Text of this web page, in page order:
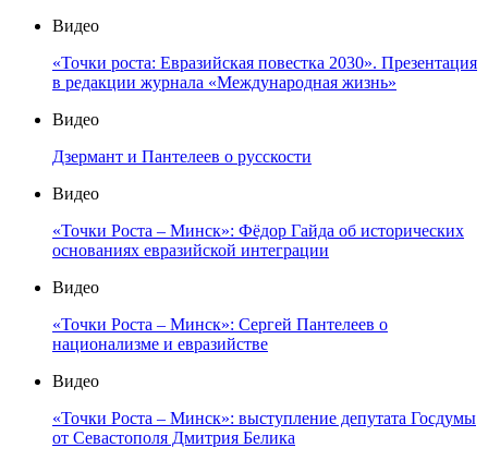
Видео
«Точки роста: Евразийская повестка 2030». Презентация
в редакции журнала «Международная жизнь»
Видео
Дзермант и Пантелеев о русскости
Видео
«Точки Роста – Минск»: Фёдор Гайда об исторических
основаниях евразийской интеграции
Видео
«Точки Роста – Минск»: Сергей Пантелеев о
национализме и евразийстве
Видео
«Точки Роста – Минск»: выступление депутата Госдумы
от Севастополя Дмитрия Белика